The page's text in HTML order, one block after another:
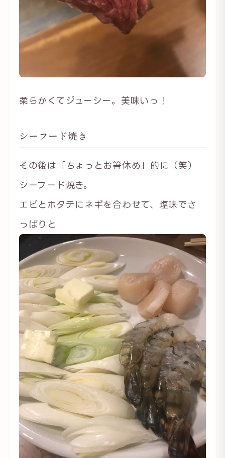
柔らかくてジューシー。美味いっ！
シーフード焼き
その後は「ちょっとお箸休め」的に（笑）
シーフード焼き。
エビとホタテにネギを合わせて、塩味でさ
っぱりと